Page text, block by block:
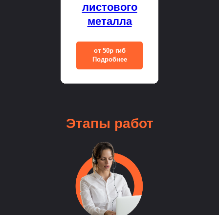
листового
металла
от 50р гиб
Подробнее
Этапы работ